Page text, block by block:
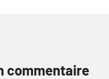
commentaire